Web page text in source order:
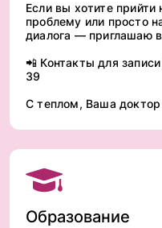
Если вы хотите прийти
проблему или просто
диалога — приглашаю
📲 Контакты для
39
С теплом, Ваша
Образование